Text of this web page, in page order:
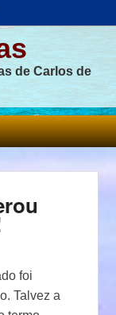
de Carlos de
foi
Talvez a